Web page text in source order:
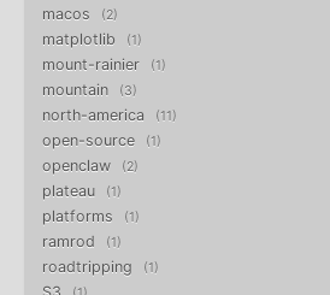
macos 2
matplotlib 1
mount-rainier 1
mountain 3
north-america 11
open-source 1
openclaw 2
plateau 1
platforms 1
ramrod 1
roadtripping 1